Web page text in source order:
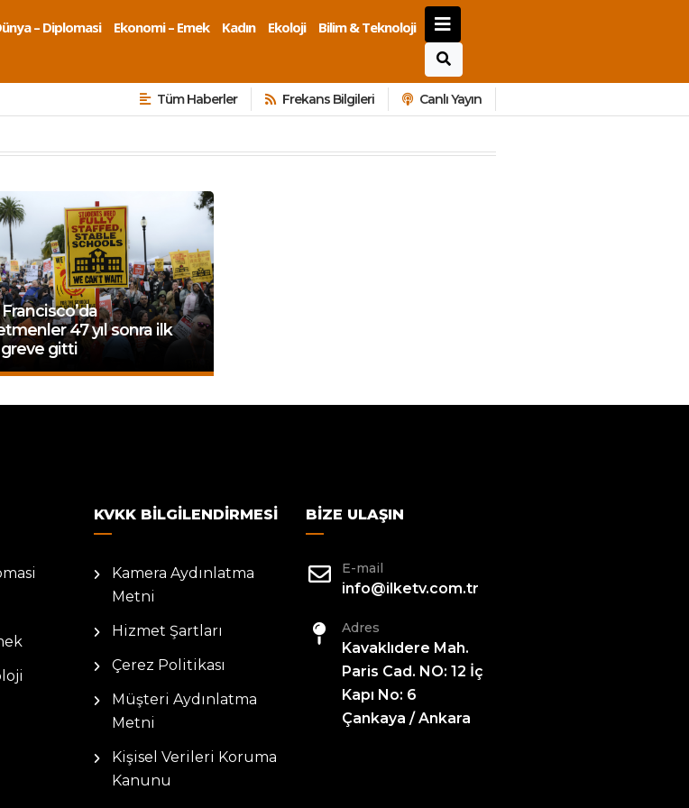
– Diplomasi Ekonomi – Emek Kadın Ekoloji
Bilim & Teknoloji
Tüm Haberler Frekans Bilgileri Canlı Yayın
47 yıl sonra ilk
greve gitti
KVKK BILGILENDIRMESI
Kamera Aydınlatma
Metni
Hizmet Şartları
Çerez Politikası
Müşteri Aydınlatma
Metni
Kişisel Verileri Koruma
Kanunu
BIZE ULAŞIN
E-mail
info@ilketv.com.tr
Adres
Kavaklıdere Mah.
Paris Cad. NO: 12 İç
Kapı No: 6
Çankaya / Ankara